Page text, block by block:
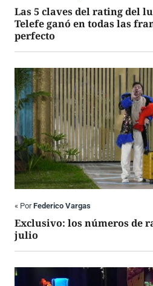
Las 5 claves del rating del
Telefe ganó en todas las
perfecto
« PorFederico Vargas
Exclusivo: los números de
julio